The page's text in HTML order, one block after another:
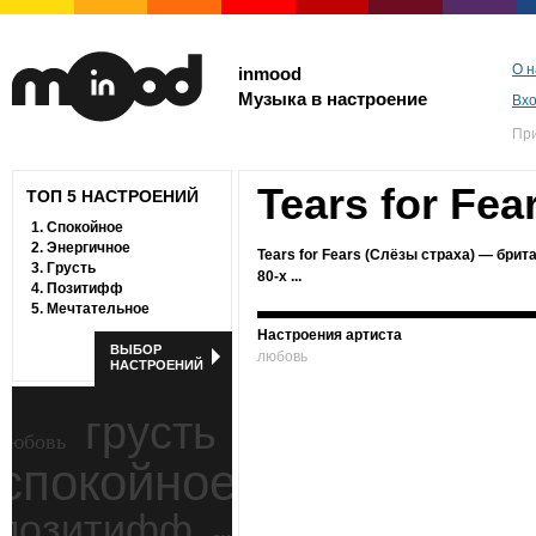
inmood
Музыка в настроение
О
ТОП 5 НАСТРОЕНИЙ
1. Спокойное
2. Энергичное
3. Грусть
4. Позитифф
5. Мечтательное
ВЫБОР
НАСТРОЕНИЙ
грусть
Tears for
Tears for Fears (Слёзы страха) —
80-х ...
Настроения артиста
любовь